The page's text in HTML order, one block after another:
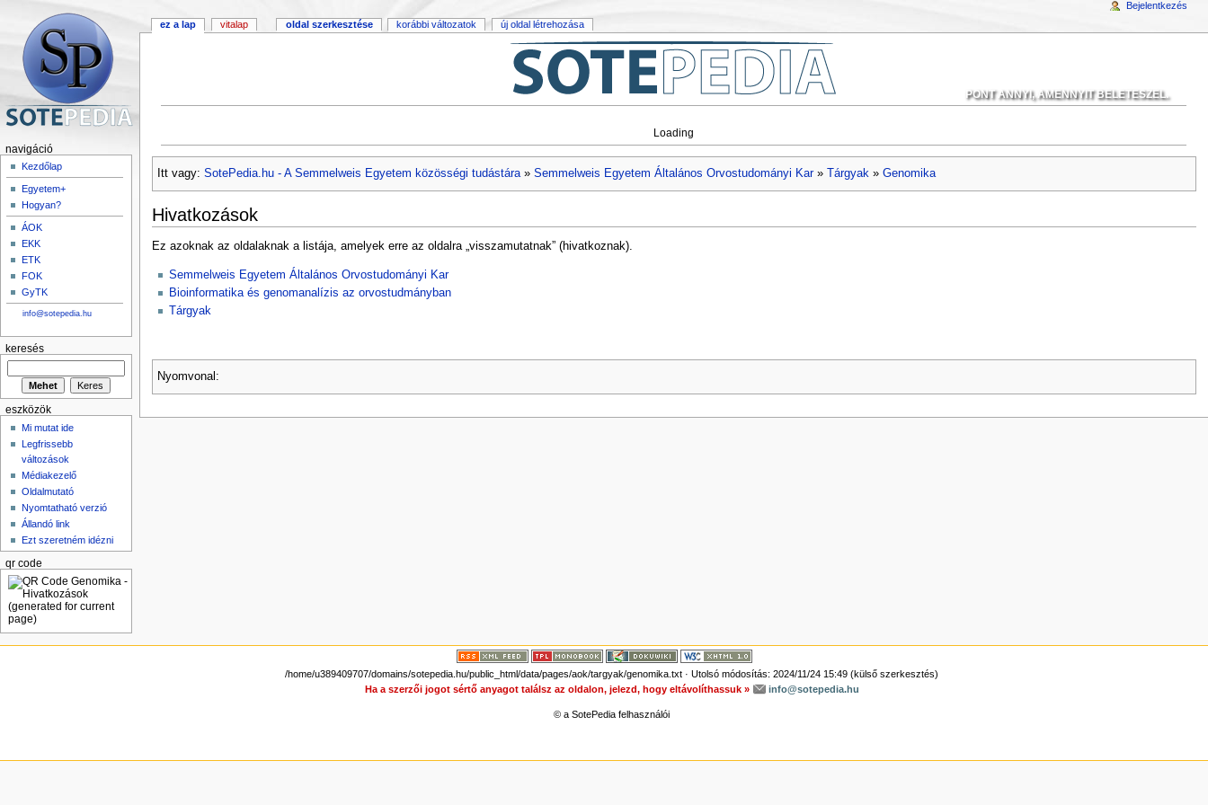
PONT ANNYI, AMENNYIT BELETESZEL.
Loading
Itt vagy: SotePedia.hu - A Semmelweis Egyetem közösségi tudástára» Semmelweis Egyetem Általános Orvostudományi Kar» Tárgyak» Genomika
Hivatkozások
Ez azoknak az oldalaknak a listája, amelyek erre az oldalra „visszamutatnak” (hivatkoznak).
Semmelweis Egyetem Általános Orvostudományi Kar
Bioinformatika és genomanalízis az orvostudmányban
Tárgyak
Nyomvonal:
ez a lap vitalap oldal szerkesztése korábbi változatok új oldal létrehozása
Bejelentkezés
navigáció
Kezdőlap
Egyetem+
Hogyan?
ÁOK
EKK
ETK
FOK
GyTK
info@sotepedia.hu
keresés
eszközök
Mi mutat ide
Legfrissebb
változások
Médiakezelő
Oldalmutató
Nyomtatható verzió
Állandó link
Ezt szeretném idézni
qr code
/home/u389409707/domains/sotepedia.hu/public_html/data/pages/aok/targyak/genomika.txt · Utolsó módosítás: 2024/11/24 15:49 (külső szerkesztés)
Ha a szerzői jogot sértő anyagot találsz az oldalon, jelezd, hogy eltávolíthassuk »
info@sotepedia.hu
© a SotePedia felhasználói